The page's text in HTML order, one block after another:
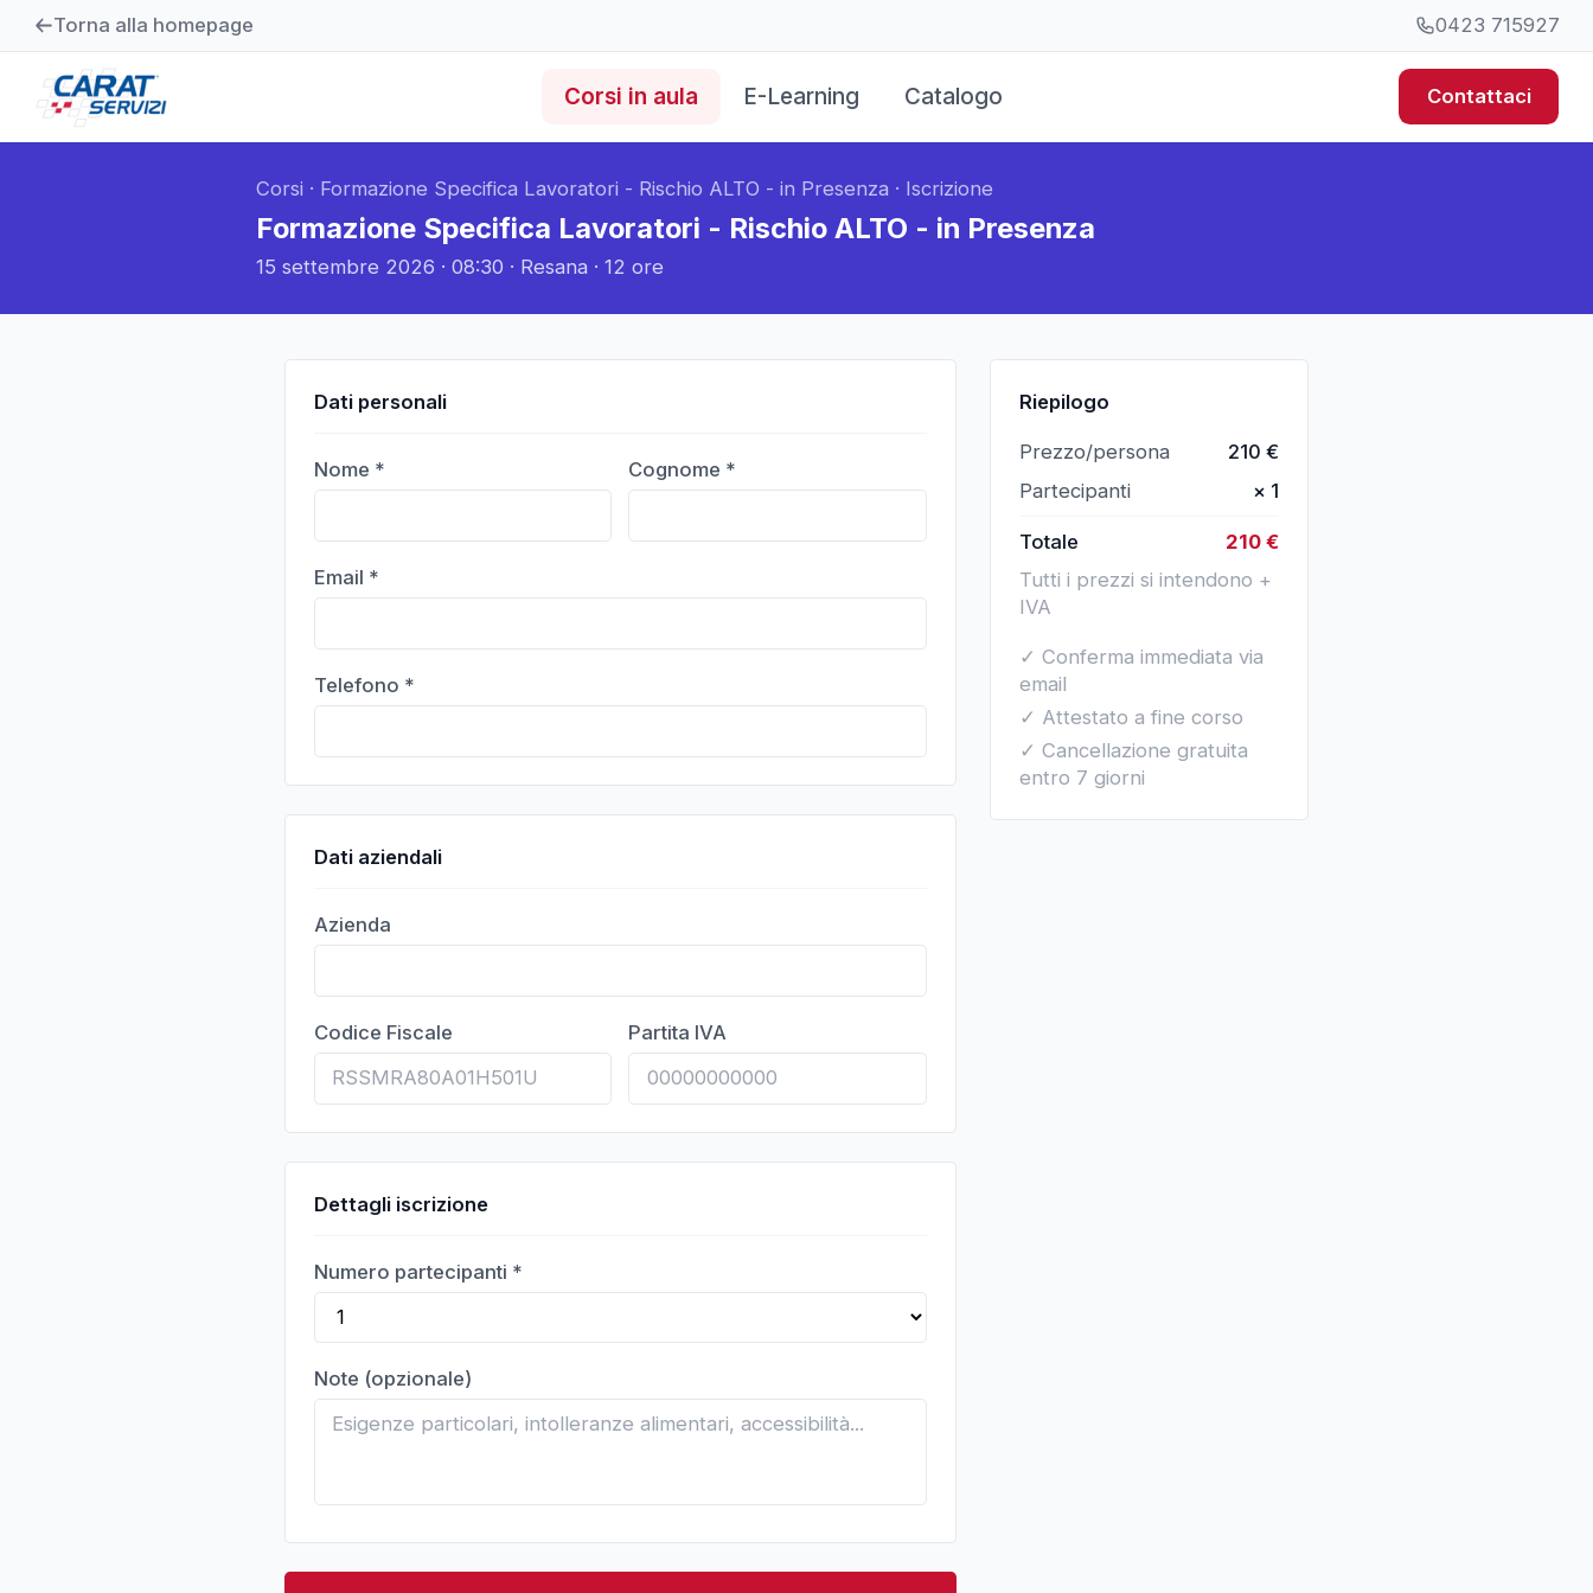
Torna alla homepage 0423 715927
Corsi in aula E-Learning Catalogo Contattaci
Corsi · Formazione Specifica Lavoratori - Rischio ALTO - in Presenza · Iscrizione
Formazione Specifica Lavoratori - Rischio ALTO - in Presenza
15 settembre 2026 · 08:30 · Resana · 12 ore
Dati personali
Nome * Cognome *
Email *
Telefono *
Dati aziendali
Azienda
Codice Fiscale Partita IVA
Dettagli iscrizione
Numero partecipanti *
Note (opzionale)
Riepilogo
Prezzo/persona 210 €
Partecipanti
× 1
Totale 210 €
Tutti i prezzi si intendono +
IVA
✓ Conferma immediata via
email
✓ Attestato a fine corso
✓ Cancellazione gratuita
entro 7 giorni